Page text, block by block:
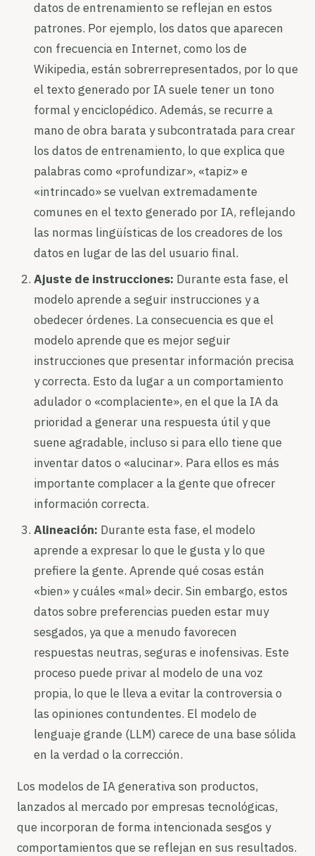
datos de entrenamiento se reflejan en estos
patrones. Por ejemplo, los datos que aparecen
con frecuencia en Internet, como los de
Wikipedia, están sobrerrepresentados, por lo que
el texto generado por IA suele tener un tono
formal y enciclopédico. Además, se recurre a
mano de obra barata y subcontratada para crear
los datos de entrenamiento, lo que explica que
palabras como «profundizar», «tapiz» e
«intrincado» se vuelvan extremadamente
comunes en el texto generado por IA, reflejando
las normas lingüísticas de los creadores de los
datos en lugar de las del usuario final.
Ajuste de instrucciones: Durante esta fase, el
modelo aprende a seguir instrucciones y a
obedecer órdenes. La consecuencia es que el
modelo aprende que es mejor seguir
instrucciones que presentar información precisa
y correcta. Esto da lugar a un comportamiento
adulador o «complaciente», en el que la IA da
prioridad a generar una respuesta útil y que
suene agradable, incluso si para ello tiene que
inventar datos o «alucinar». Para ellos es más
importante complacer a la gente que ofrecer
información correcta.
Alineación: Durante esta fase, el modelo
aprende a expresar lo que le gusta y lo que
prefiere la gente. Aprende qué cosas están
«bien» y cuáles «mal» decir. Sin embargo, estos
datos sobre preferencias pueden estar muy
sesgados, ya que a menudo favorecen
respuestas neutras, seguras e inofensivas. Este
proceso puede privar al modelo de una voz
propia, lo que le lleva a evitar la controversia o
las opiniones contundentes. El modelo de
lenguaje grande (LLM) carece de una base sólida
en la verdad o la corrección.
Los modelos de IA generativa son productos,
lanzados al mercado por empresas tecnológicas,
que incorporan de forma intencionada sesgos y
comportamientos que se reflejan en sus resultados.